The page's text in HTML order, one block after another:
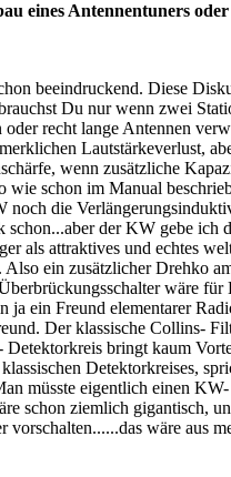
eines Antennentuners
beeindruckend. Diese
Du nur wenn zwei
oder recht lange Antennen
Lautstärkeverlust,
wenn zusätzliche
wie schon im Manual
noch die
der KW gebe ich
als attraktives und echtes
Also ein zusätzlicher Drehko
wäre
ja ein Freund elementarer
Der klassische Collins-
Detektorkreis bringt kaum
Detektorkreises,
müsste eigentlich einen
schon ziemlich gigantisch,
vorschalten......das wäre aus